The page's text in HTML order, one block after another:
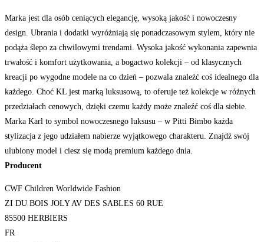
Marka jest dla osób ceniących elegancję, wysoką jakość i nowoczesny
design. Ubrania i dodatki wyróżniają się ponadczasowym stylem, który nie
podąża ślepo za chwilowymi trendami. Wysoka jakość wykonania zapewnia
trwałość i komfort użytkowania, a bogactwo kolekcji – od klasycznych
kreacji po wygodne modele na co dzień – pozwala znaleźć coś idealnego dla
każdego. Choć KL jest marką luksusową, to oferuje też kolekcje w różnych
przedziałach cenowych, dzięki czemu każdy może znaleźć coś dla siebie.
Marka Karl to symbol nowoczesnego luksusu – w Pitti Bimbo każda
stylizacja z jego udziałem nabierze wyjątkowego charakteru. Znajdź swój
ulubiony model i ciesz się modą premium każdego dnia.
Producent
CWF Children Worldwide Fashion
ZI DU BOIS JOLY AV DES SABLES 60 RUE
85500 HERBIERS
FR